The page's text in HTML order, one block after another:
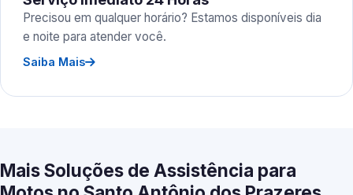
Precisou em qualquer horário? Estamos disponíveis dia
e noite para atender você.
Saiba Mais
Mais Soluções de Assistência para